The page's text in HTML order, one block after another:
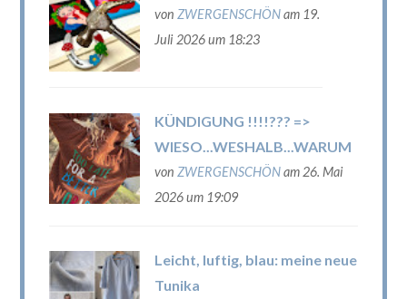
von ZWERGENSCHÖNam 19.
Juli 2026 um 18:23
KÜNDIGUNG !!!!??? =>
WIESO...WESHALB...WARUM
von ZWERGENSCHÖNam 26. Mai
2026 um 19:09
Leicht, luftig, blau: meine neue
Tunika